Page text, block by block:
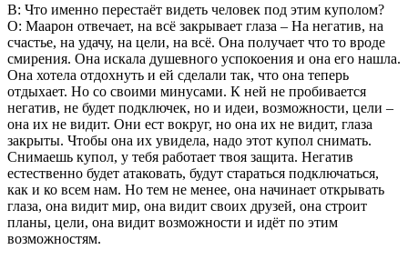
В: Что именно перестаёт видеть человек под этим куполом?
О: Маарон отвечает, на всё закрывает глаза – На негатив, на
счастье, на удачу, на цели, на всё. Она получает что то вроде
смирения. Она искала душевного успокоения и она его нашла.
Она хотела отдохнуть и ей сделали так, что она теперь
отдыхает. Но со своими минусами. К ней не пробивается
негатив, не будет подключек, но и идеи, возможности, цели –
она их не видит. Они ест вокруг, но она их не видит, глаза
закрыты. Чтобы она их увидела, надо этот купол снимать.
Снимаешь купол, у тебя работает твоя защита. Негатив
естественно будет атаковать, будут стараться подключаться,
как и ко всем нам. Но тем не менее, она начинает открывать
глаза, она видит мир, она видит своих друзей, она строит
планы, цели, она видит возможности и идёт по этим
возможностям.